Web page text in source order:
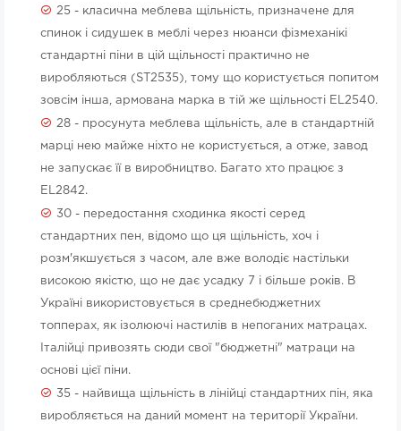
25 - класична меблева щільність, призначене для
спинок і сидушек в меблі через нюанси фізмеханікі
стандартні піни в цій щільності практично не
виробляються (ST2535), тому що користується попитом
зовсім інша, армована марка в тій же щільності EL2540.
28 - просунута меблева щільність, але в стандартній
марці нею майже ніхто не користується, а отже, завод
не запускає її в виробництво. Багато хто працює з
EL2842.
30 - передостання сходинка якості серед
стандартних пен, відомо що ця щільність, хоч і
розм'якшується з часом, але вже володіє настільки
високою якістю, що не дає усадку 7 і більше років. В
Україні використовується в среднебюджетних
топперах, як ізолюючі настилів в непоганих матрацах.
Італійці привозять сюди свої "бюджетні" матраци на
основі цієї піни.
35 - найвища щільність в лінійці стандартних пін, яка
виробляється на даний момент на території України.